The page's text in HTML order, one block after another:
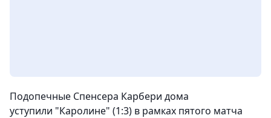
Подопечные Спенсера Карбери дома
уступили "Каролине" (1:3) в рамках пятого матча